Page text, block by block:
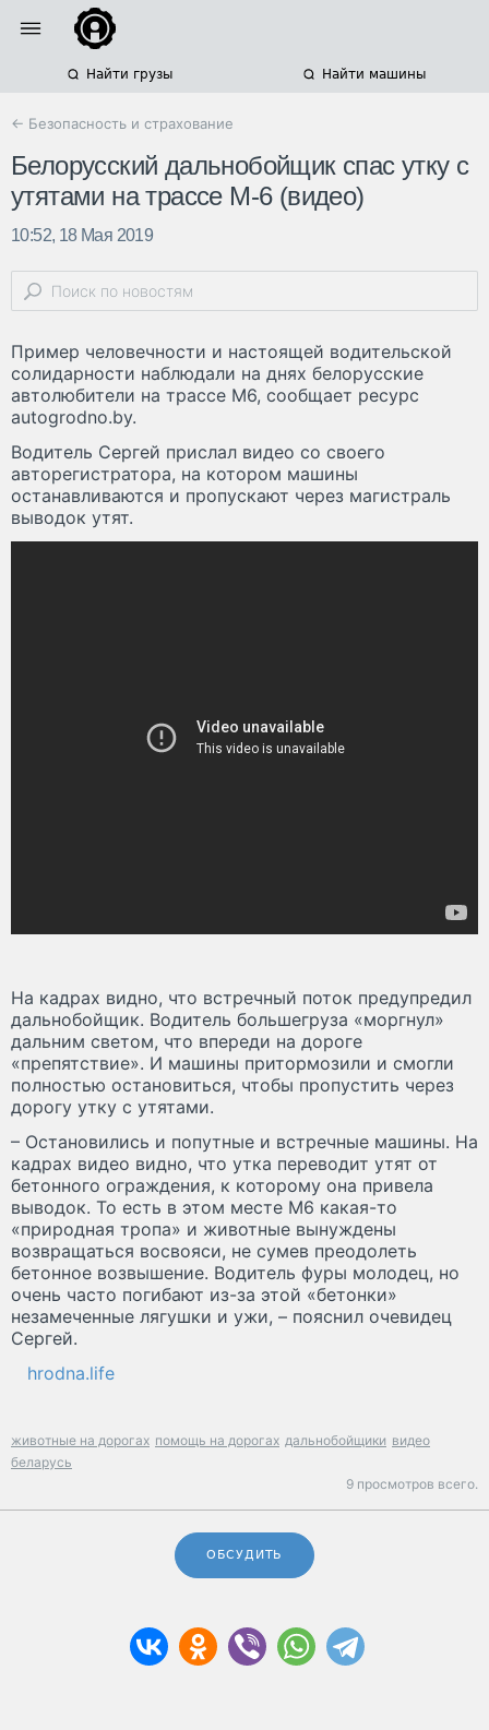
Найти грузы Найти машины
← Безопасность и страхование
Белорусский дальнобойщик спас утку с
утятами на трассе М-6 (видео)
10:52, 18 Мая 2019
Пример человечности и настоящей водительской
солидарности наблюдали на днях белорусские
автолюбители на трассе М6, сообщает ресурс
autogrodno.by.
Водитель Сергей прислал видео со своего
авторегистратора, на котором машины
останавливаются и пропускают через магистраль
выводок утят.
На кадрах видно, что встречный поток предупредил
дальнобойщик. Водитель большегруза «моргнул»
дальним светом, что впереди на дороге
«препятствие». И машины притормозили и смогли
полностью остановиться, чтобы пропустить через
дорогу утку с утятами.
– Остановились и попутные и встречные машины. На
кадрах видео видно, что утка переводит утят от
бетонного ограждения, к которому она привела
выводок. То есть в этом месте М6 какая-то
«природная тропа» и животные вынуждены
возвращаться восвояси, не сумев преодолеть
бетонное возвышение. Водитель фуры молодец, но
очень часто погибают из-за этой «бетонки»
незамеченные лягушки и ужи, – пояснил очевидец
Сергей.
hrodna.life
животные на дорогах помощь на дорогах дальнобойщики видео
беларусь
9 просмотров всего.
ОБСУДИТЬ